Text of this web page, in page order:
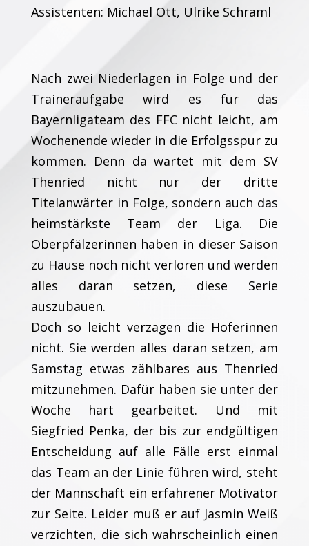
Assistenten: Michael Ott, Ulrike Schraml
Nach zwei Niederlagen in Folge und der
Traineraufgabe wird es für das
Bayernligateam des FFC nicht leicht, am
Wochenende wieder in die Erfolgsspur zu
kommen. Denn da wartet mit dem SV
Thenried nicht nur der dritte
Titelanwärter in Folge, sondern auch das
heimstärkste Team der Liga. Die
Oberpfälzerinnen haben in dieser Saison
zu Hause noch nicht verloren und werden
alles daran setzen, diese Serie
auszubauen.
Doch so leicht verzagen die Hoferinnen
nicht. Sie werden alles daran setzen, am
Samstag etwas zählbares aus Thenried
mitzunehmen. Dafür haben sie unter der
Woche hart gearbeitet. Und mit
Siegfried Penka, der bis zur endgültigen
Entscheidung auf alle Fälle erst einmal
das Team an der Linie führen wird, steht
der Mannschaft ein erfahrener Motivator
zur Seite. Leider muß er auf Jasmin Weiß
verzichten, die sich wahrscheinlich einen